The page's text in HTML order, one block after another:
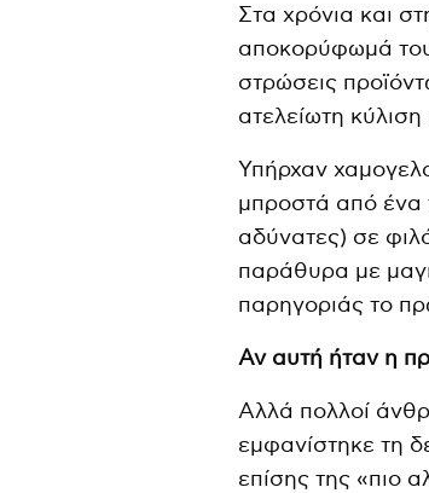
Στα χρόνια και
αποκορύφωμά του
στρώσεις
ατελείωτη
Υπήρχαν
μπροστά από ένα
αδύνατες) σε
παράθυρα με
παρηγοριάς το
Αν αυτή ήταν η
Αλλά πολλοί
εμφανίστηκε τη
επίσης της «πιο